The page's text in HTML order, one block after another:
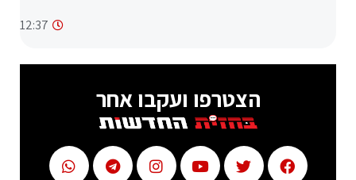
12:37
הצטרפו ועקבו אחר